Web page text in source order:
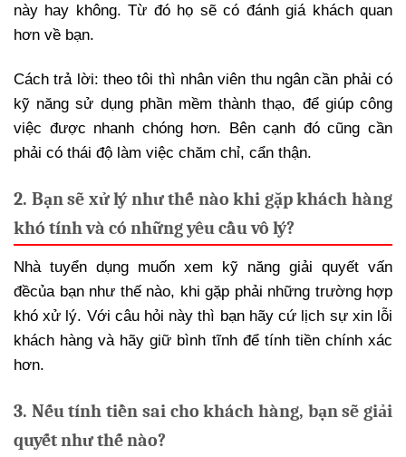
này hay không. Từ đó họ sẽ có đánh giá khách quan
hơn về bạn.
Cách trả lời: theo tôi thì nhân viên thu ngân cần phải có
kỹ năng sử dụng phần mềm thành thạo, để giúp công
việc được nhanh chóng hơn. Bên cạnh đó cũng cần
phải có thái độ làm việc chăm chỉ, cẩn thận.
2. Bạn sẽ xử lý như thế nào khi gặp khách hàng
khó tính và có những yêu cầu vô lý?
Nhà tuyển dụng muốn xem kỹ năng giải quyết vấn
đềcủa bạn như thế nào, khi gặp phải những trường hợp
khó xử lý. Với câu hỏi này thì bạn hãy cứ lịch sự xin lỗi
khách hàng và hãy giữ bình tĩnh để tính tiền chính xác
hơn.
3. Nếu tính tiền sai cho khách hàng, bạn sẽ giải
quyết như thế nào?